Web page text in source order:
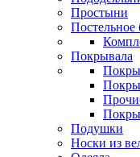
Простыни
Постельное
Покрывала
Подушки
Носки из